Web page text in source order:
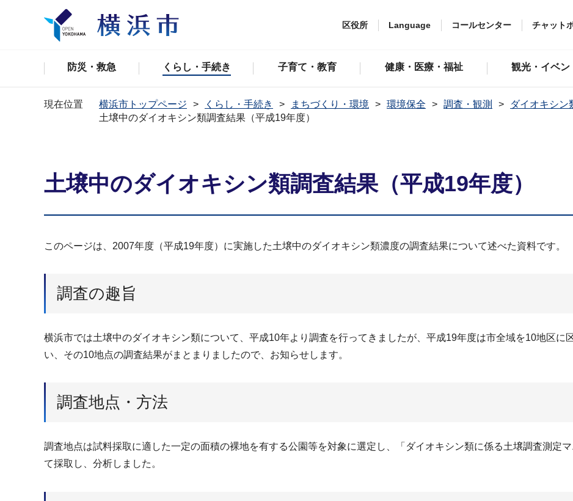
区役所 Language コールセンター チャット
防災・救急 くらし・手続き 子育て・教育 健康・医療・福祉 観光・イベン
現在位置 横浜市トップページ くらし・手続き まちづくり・環境 環境保全 調査・観測 ダイオキシン
土壌中のダイオキシン類調査結果（平成19年度）
土壌中のダイオキシン類調査結果（平成19年度）
このページは、2007年度（平成19年度）に実施した土壌中のダイオキシン類濃度の調査結果について述べた資料です。
調査の趣旨
横浜市では土壌中のダイオキシン類について、平成10年より調査を行ってきましたが、平成19年度は市全域を10地区に
い、その10地点の調査結果がまとまりましたので、お知らせします。
調査地点・方法
調査地点は試料採取に適した一定の面積の裸地を有する公園等を対象に選定し、「ダイオキシン類に係る土壌調査測定
て採取し、分析しました。